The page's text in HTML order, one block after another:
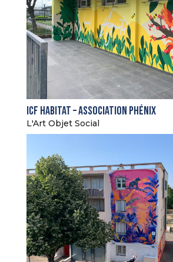
Icf Habitat – Association Phénix
L'Art Objet Social